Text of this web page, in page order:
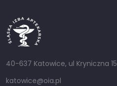
40-637 Katowice, ul Kryniczna 15
katowice@oia.pl